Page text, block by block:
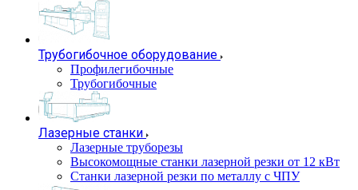
Трубогибочное оборудование
Профилегибочные
Трубогибочные
Лазерные станки
Лазерные труборезы
Высокомощные станки лазерной резки от 12 кВт
Станки лазерной резки по металлу с ЧПУ